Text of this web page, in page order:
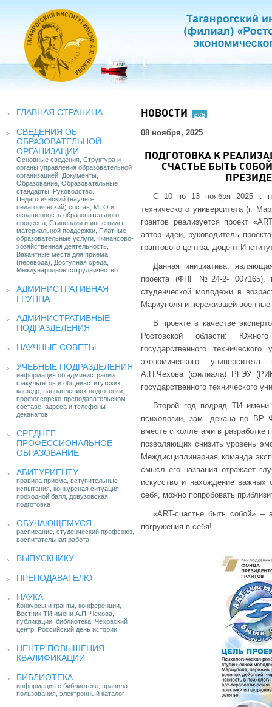
ГЛАВНАЯ СТРАНИЦА
СВЕДЕНИЯ ОБ
ОБРАЗОВАТЕЛЬНОЙ
ОРГАНИЗАЦИИ
Основные сведения, Структура и
органы управления образовательной
организацией, Документы,
Образование, Образовательные
стандарты, Руководство.
Педагогический (научно-
педагогический) состав, МТО и
оснащенность образовательного
процесса, Стипендии и иные виды
материальной поддержки, Платные
образовательные услуги, Финансово-
хозяйственная деятельность,
Вакантные места для приема
(перевода), Доступная среда,
Международное сотрудничество
АДМИНИСТРАТИВНАЯ
ГРУППА
АДМИНИСТРАТИВНЫЕ
ПОДРАЗДЕЛЕНИЯ
НАУЧНЫЕ СОВЕТЫ
УЧЕБНЫЕ ПОДРАЗДЕЛЕНИЯ
информация об администрации
факультетов и общеинститутских
кафедр, направлениях подготовки,
профессорско-преподавательском
составе, адреса и телефоны
деканатов
СРЕДНЕЕ
ПРОФЕССИОНАЛЬНОЕ
ОБРАЗОВАНИЕ
АБИТУРИЕНТУ
правила приема, вступительные
испытания, конкурсная ситуация,
проходной балл, довузовская
подготовка
ОБУЧАЮЩЕМУСЯ
расписание, студенческий профсоюз,
воспитательная работа
ВЫПУСКНИКУ
ПРЕПОДАВАТЕЛЮ
НАУКА
Конкурсы и гранты, конференции,
Вестник ТИ имени А.П. Чехова,
публикации, библиотека, Чеховский
центр, Российский день истории
ЦЕНТР ПОВЫШЕНИЯ
КВАЛИФИКАЦИИ
БИБЛИОТЕКА
информация о библиотеке, правила
пользования, электронный каталог
НОВОСТИ все
08 ноября, 2025
ПОДГОТОВКА К
СЧАСТЬЕ БЫТЬ
С 10 по 13 ноября 2025 г. на
технического университета (г.
грантов реализуется проект
автор идеи, руководитель
грантового центра, доцент
Данная инициатива,
проекта (ФПГ №24-2- 007165),
студенческой молодёжи в
Мариуполя и пережившей военные
В проекте в качестве
Ростовской области:
государственного технического
экономического
А.П.Чехова (филиала) РГЭУ
государственного технического
Второй год подряд ТИ
психологии, зам. декана по
вместе с коллегами в разработке
позволяющих снизить уровень
Междисциплинарная команда
смысл его названия отражает
искусство и нахождение важных
себя, можно попробовать
«ART-счастье быть собой»
погружения в себя!